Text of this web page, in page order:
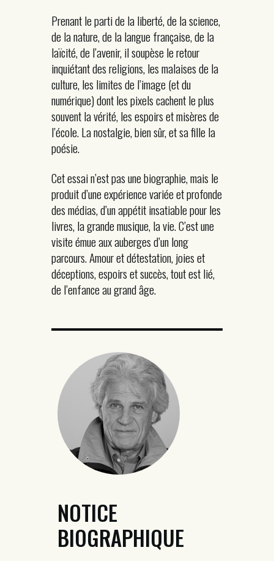
Prenant le parti de la liberté, de la science,
de la nature, de la langue française, de la
laïcité, de l’avenir, il soupèse le retour
inquiétant des religions, les malaises de la
culture, les limites de l’image (et du
numérique) dont les pixels cachent le plus
souvent la vérité, les espoirs et misères de
l’école. La nostalgie, bien sûr, et sa fille la
poésie.
Cet essai n’est pas une biographie, mais le
produit d’une expérience variée et profonde
des médias, d’un appétit insatiable pour les
livres, la grande musique, la vie. C’est une
visite émue aux auberges d’un long
parcours. Amour et détestation, joies et
déceptions, espoirs et succès, tout est lié,
de l’enfance au grand âge.
NOTICE
BIOGRAPHIQUE